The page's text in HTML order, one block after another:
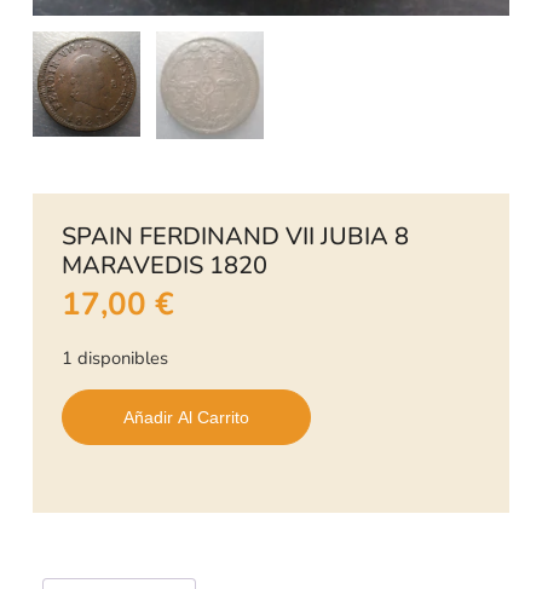
SPAIN FERDINAND VII JUBIA 8
MARAVEDIS 1820
17,00 €
1 disponibles
Añadir Al Carrito